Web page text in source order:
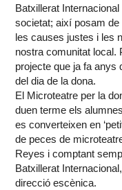
Batxillerat
societat; així posam
les causes justes i les
nostra comunitat local.
projecte que ja fa
del dia de la dona.
El Microteatre per la
duen terme els
es converteixen en
de peces de
Reyes i comptant
Batxillerat
direcció escènica.